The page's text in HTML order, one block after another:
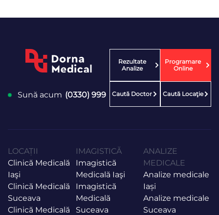
Sună acum (0330) 999
Rezultate
Analize
Programare
Online
Caută Doctor Caută Locaţie
LOCAȚII
Clinică Medicală
Iaşi
Clinică Medicală
Suceava
Clinică Medicală
IMAGISTICĂ
Imagistică
Medicală Iaşi
Imagistică
Medicală
Suceava
ANALIZE
MEDICALE
Analize medicale
Iași
Analize medicale
Suceava